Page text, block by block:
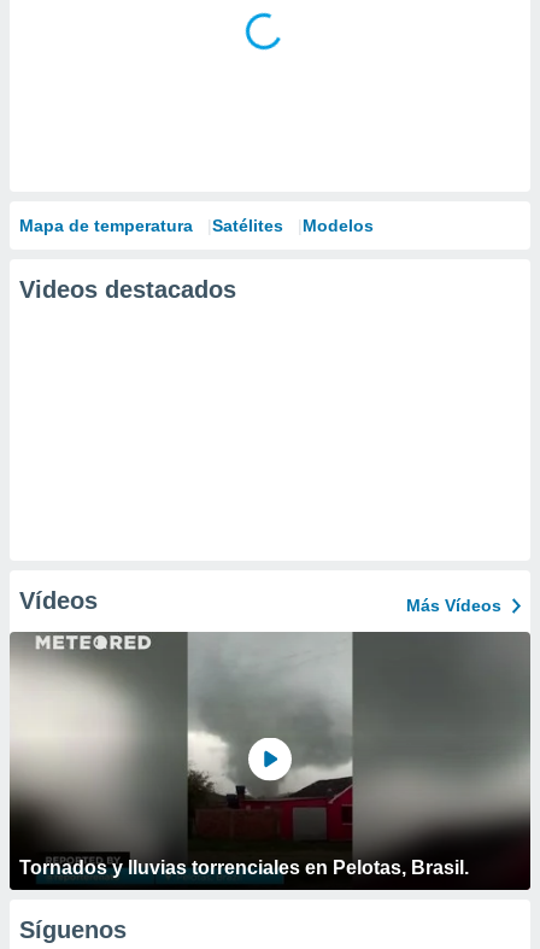
Mapa de temperatura Satélites Modelos
Videos destacados
Vídeos Más Vídeos
Tornados y lluvias torrenciales en Pelotas, Brasil.
Síguenos